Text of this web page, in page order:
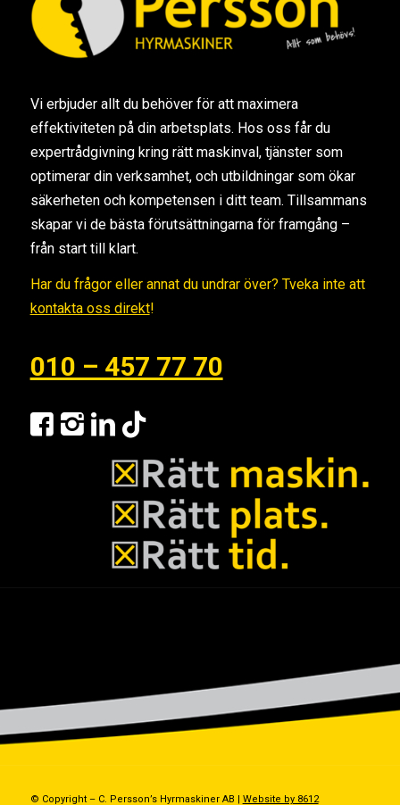
Vi erbjuder allt du behöver för att maximera
effektiviteten på din arbetsplats. Hos oss får du
expertrådgivning kring rätt maskinval, tjänster som
optimerar din verksamhet, och utbildningar som ökar
säkerheten och kompetensen i ditt team. Tillsammans
skapar vi de bästa förutsättningarna för framgång –
från start till klart.
Har du frågor eller annat du undrar över? Tveka inte att
kontakta oss direkt!
010 – 457 77 70
© Copyright – C. Persson’s Hyrmaskiner AB | Website by 8612